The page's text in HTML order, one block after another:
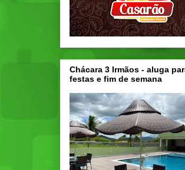
Chácara 3 Irmãos - aluga
festas e fim de semana